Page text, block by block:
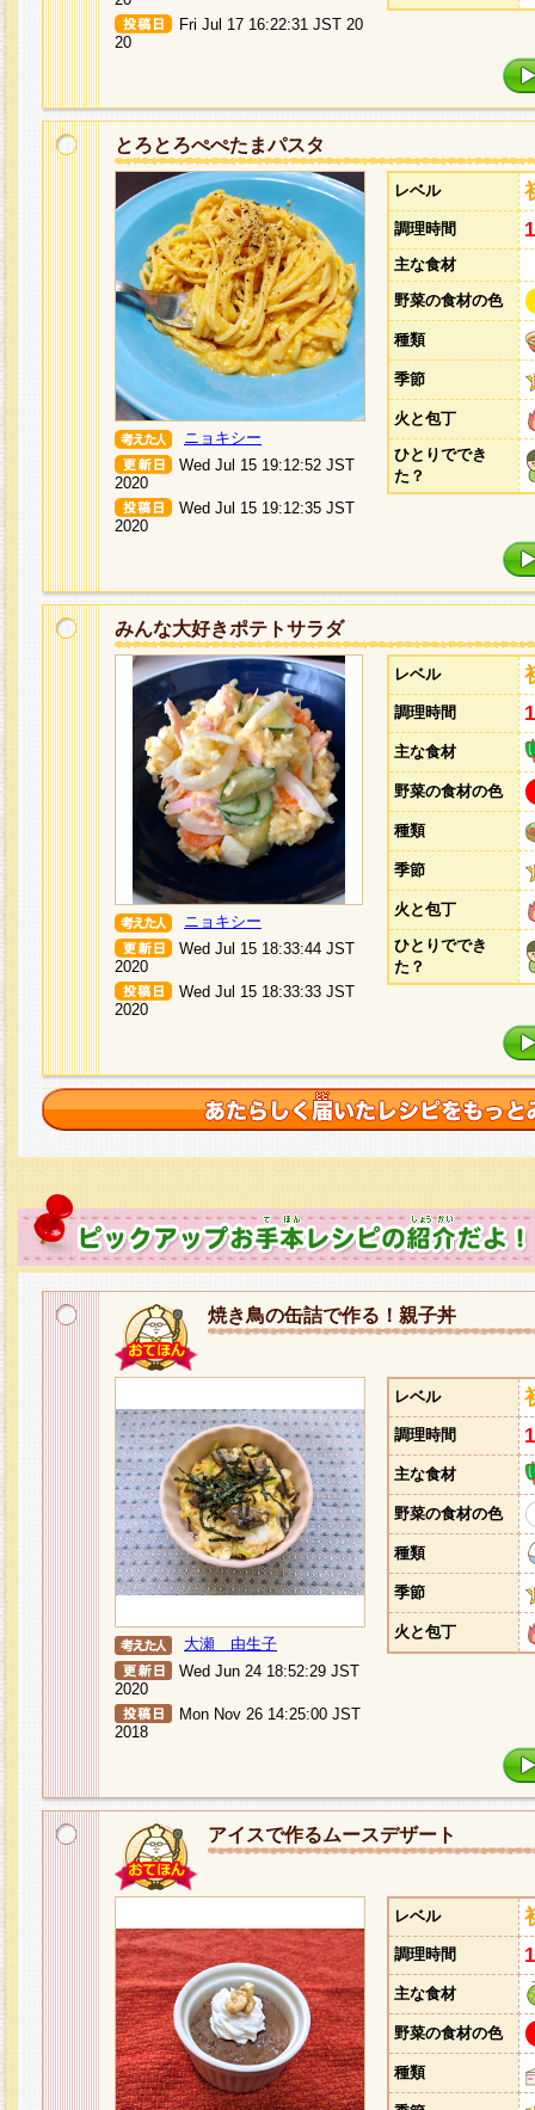
Fri Jul 17 16:22:31 JST 20
20
とろとろぺぺたまパスタ
ニョキシー
Wed Jul 15 19:12:52 JST
2020
Wed Jul 15 19:12:35 JST
2020
レベル
調理時間
主な食材
野菜の食材の色
種類
季節
火と包丁
ひとりででき
た？
みんな大好きポテトサラダ
ニョキシー
Wed Jul 15 18:33:44 JST
2020
Wed Jul 15 18:33:33 JST
2020
レベル
調理時間
主な食材
野菜の食材の色
種類
季節
火と包丁
ひとりででき
た？
焼き鳥の缶詰で作る！親子丼
大瀬 由生子
Wed Jun 24 18:52:29 JST
2020
Mon Nov 26 14:25:00 JST
2018
レベル
調理時間
主な食材
野菜の食材の色
種類
季節
火と包丁
アイスで作るムースデザート
レベル
調理時間
主な食材
野菜の食材の色
種類